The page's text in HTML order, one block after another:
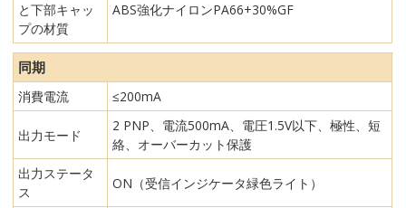
と下部キャッ
プの材質
ABS強化ナイロンPA66+30%GF
同期
消費電流 ≤200mA
出力モード
2 PNP、電流500mA、電圧1.5V以下、極性、短
絡、オーバーカット保護
出力ステータ
ス
ON（受信インジケータ緑色ライト）